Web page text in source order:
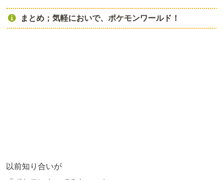
まとめ；気軽においで、ポケモンワールド！
以前知り合いが